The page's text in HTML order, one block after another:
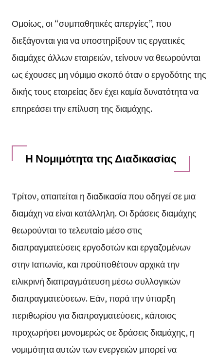
Ομοίως, οι “συμπαθητικές απεργίες”, που
διεξάγονται για να υποστηρίξουν τις εργατικές
διαμάχες άλλων εταιρειών, τείνουν να θεωρούνται
ως έχουσες μη νόμιμο σκοπό όταν ο εργοδότης της
δικής τους εταιρείας δεν έχει καμία δυνατότητα να
επηρεάσει την επίλυση της διαμάχης.
Η Νομιμότητα της Διαδικασίας
Τρίτον, απαιτείται η διαδικασία που οδηγεί σε μια
διαμάχη να είναι κατάλληλη. Οι δράσεις διαμάχης
θεωρούνται το τελευταίο μέσο στις
διαπραγματεύσεις εργοδοτών και εργαζομένων
στην Ιαπωνία, και προϋποθέτουν αρχικά την
ειλικρινή διαπραγμάτευση μέσω συλλογικών
διαπραγματεύσεων. Εάν, παρά την ύπαρξη
περιθωρίου για διαπραγματεύσεις, κάποιος
προχωρήσει μονομερώς σε δράσεις διαμάχης, η
νομιμότητα αυτών των ενεργειών μπορεί να